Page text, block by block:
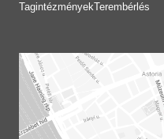
TagintézményekTerembérlés